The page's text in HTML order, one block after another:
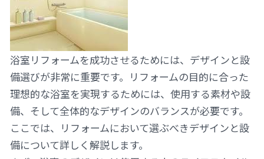
浴室リフォームを成功させるためには、デザインと設
備選びが非常に重要です。リフォームの目的に合った
理想的な浴室を実現するためには、使用する素材や設
備、そして全体的なデザインのバランスが必要です。
ここでは、リフォームにおいて選ぶべきデザインと設
備について詳しく解説します。